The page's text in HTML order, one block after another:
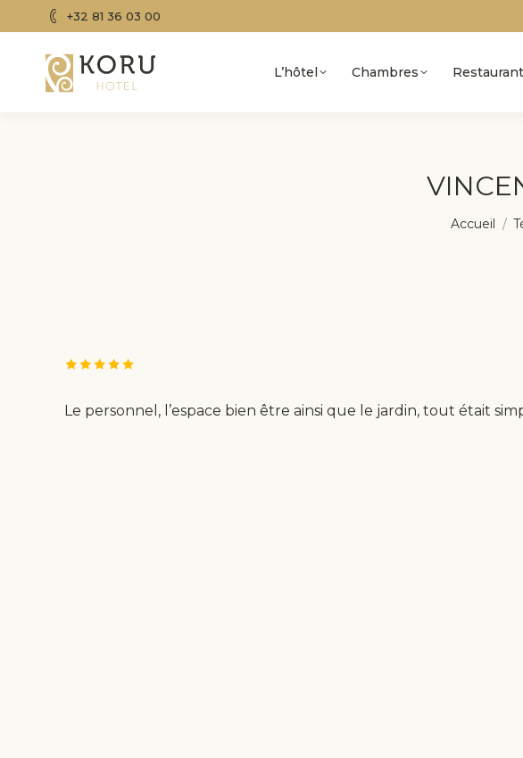
+32 81 36 03 00
L’hôtel Chambres Restaurant
Vous êtes
Accueil
Le personnel, l’espace bien être ainsi que le jardin, tout était